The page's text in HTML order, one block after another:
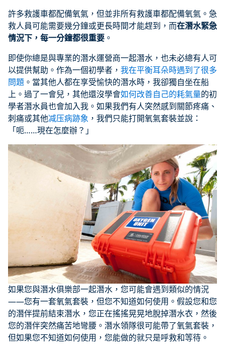
許多救護車都配備氧氣，但並非所有救護車都配備氧氣。急
救人員可能需要幾分鐘或更長時間才能趕到，而在潛水緊急
情況下，每一分鐘都很重要 。
即使你總是與專業的潛水運營商一起潛水，也未必總有人可
以提供幫助。作為一個初學者， 我在平衡耳朵時遇到了很多
問題 。當其他人都在享受愉快的潛水時，我卻獨自坐在船
上。過了一會兒，其他還沒學會如何改善自己的耗氣量的初
學者潛水員也會加入我。如果我們有人突然感到關節疼痛、
刺痛或其他减压病跡象 ，我們只能打開氧氣套裝並說：
「呃……現在怎麼辦？」
如果您與潛水俱樂部一起潛水，您可能會遇到類似的情況
——您有一套氧氣套裝，但您不知道如何使用。假設您和您
的潛伴提前結束潛水，您正在搖搖晃晃地脫掉潛水衣，然後
您的潛伴突然痛苦地彎腰。潛水領隊很可能帶了氧氣套裝，
但如果您不知道如何使用，您能做的就只是呼救和等待。